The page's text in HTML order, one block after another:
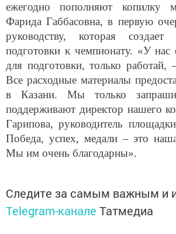
ежегодно пополняют копилку
Фарида Габбасовна, в первую
руководству, которая
подготовки к чемпионату. «У нас
для подготовки, только работай,
Все расходные материалы
в Казани. Мы только
поддерживают директор нашего
Гарипова, руководитель
Победа, успех, медали – это
Мы им очень благодарны».
Следите за самым важным и
Telegram-канале Татмедиа